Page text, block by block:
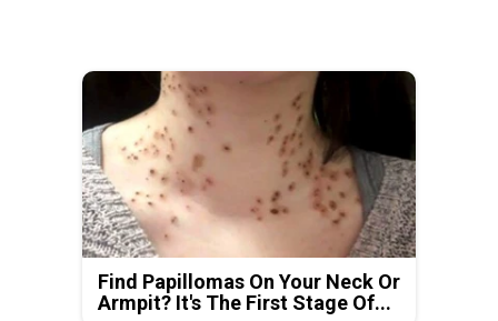
Find Papillomas On Your Neck Or
Armpit? It's The First Stage Of...